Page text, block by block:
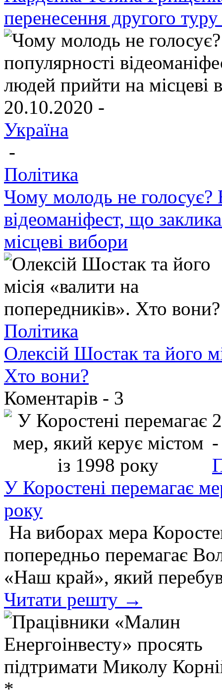
перенесення другого
20.10.2020 -
Україна
-
Політика
Чому молодь не голосує?
відеоманіфест, що
місцеві вибори
Політика
Олексій Шостак та його
Хто вони?
Коментарів - 3
-
У Коростені перемагає
року
На виборах мера
попередньо перемагає
«Наш край», який
Читати решту →